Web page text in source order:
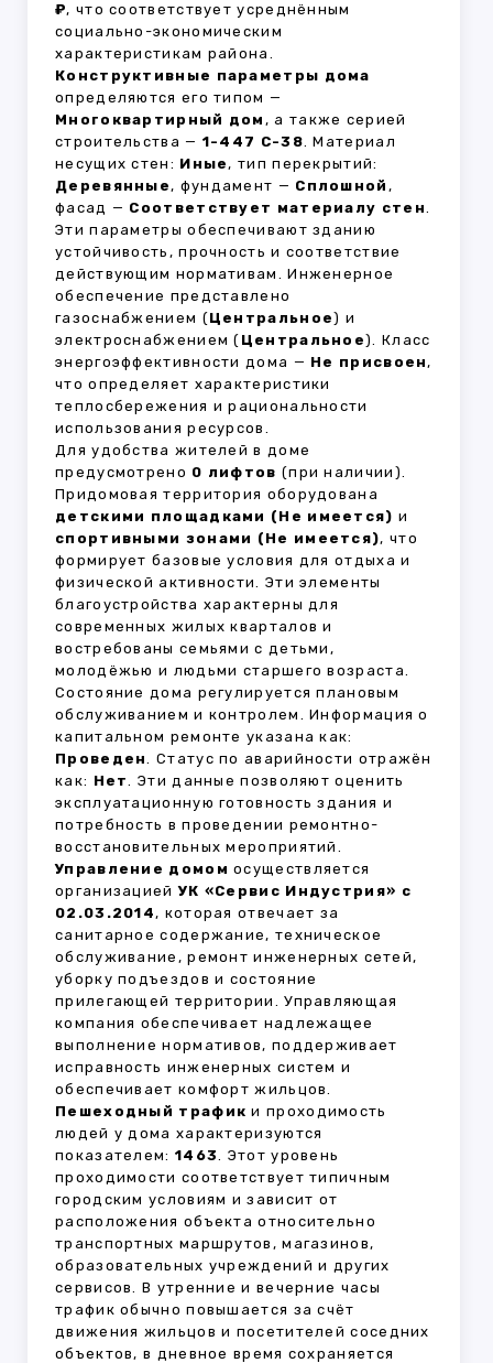
₽, что соответствует усреднённым
социально-экономическим
характеристикам района.
Конструктивные параметры дома
определяются его типом —
Многоквартирный дом , а также серией
строительства — 1-447 С-38. Материал
несущих стен: Иные, тип перекрытий:
Деревянные, фундамент — Сплошной ,
фасад — Соответствует материалу стен.
Эти параметры обеспечивают зданию
устойчивость, прочность и соответствие
действующим нормативам. Инженерное
обеспечение представлено
газоснабжением (Центральное) и
электроснабжением ( Центральное). Класс
энергоэффективности дома — Не присвоен,
что определяет характеристики
теплосбережения и рациональности
использования ресурсов.
Для удобства жителей в доме
предусмотрено 0 лифтов (при наличии).
Придомовая территория оборудована
детскими площадками (Не имеется) и
спортивными зонами (Не имеется), что
формирует базовые условия для отдыха и
физической активности. Эти элементы
благоустройства характерны для
современных жилых кварталов и
востребованы семьями с детьми,
молодёжью и людьми старшего возраста.
Состояние дома регулируется плановым
обслуживанием и контролем. Информация о
капитальном ремонте указана как:
Проведен. Статус по аварийности отражён
как: Нет. Эти данные позволяют оценить
эксплуатационную готовность здания и
потребность в проведении ремонтно-
восстановительных мероприятий.
Управление домом осуществляется
организациейУК «Сервис Индустрия» с
02.03.2014, которая отвечает за
санитарное содержание, техническое
обслуживание, ремонт инженерных сетей,
уборку подъездов и состояние
прилегающей территории. Управляющая
компания обеспечивает надлежащее
выполнение нормативов, поддерживает
исправность инженерных систем и
обеспечивает комфорт жильцов.
Пешеходный трафик и проходимость
людей у дома характеризуются
показателем: 1463. Этот уровень
проходимости соответствует типичным
городским условиям и зависит от
расположения объекта относительно
транспортных маршрутов, магазинов,
образовательных учреждений и других
сервисов. В утренние и вечерние часы
трафик обычно повышается за счёт
движения жильцов и посетителей соседних
объектов, в дневное время сохраняется